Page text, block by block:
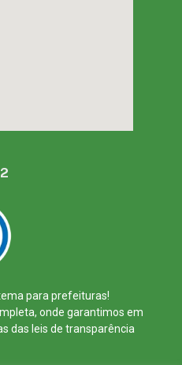
para prefeituras!
onde garantimos em
das leis de transparência